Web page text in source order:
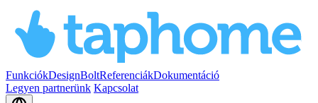
FunkciókDesignBoltReferenciákDokumentáció
Legyen partnerünk Kapcsolat